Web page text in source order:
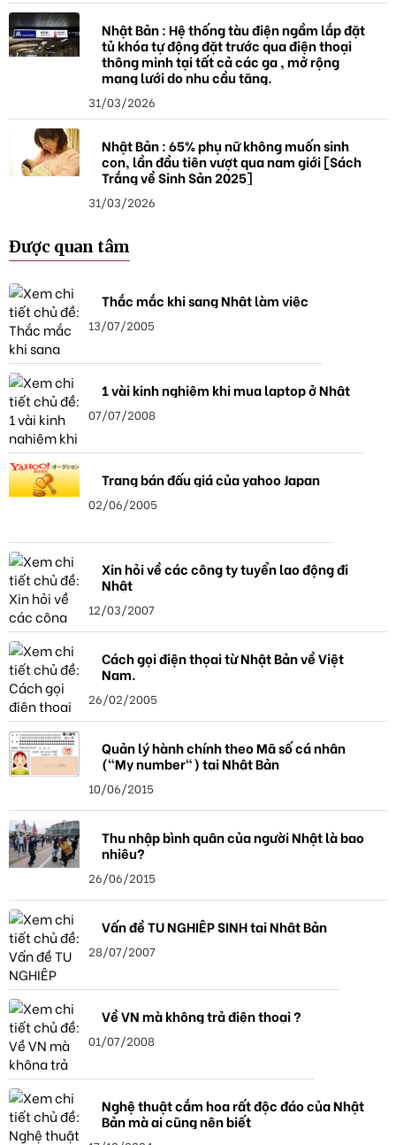
Nhật Bản : Hệ thống tàu điện ngầm lắp đặt
tủ khóa tự động đặt trước qua điện thoại
thông minh tại tất cả các ga , mở rộng
mạng lưới do nhu cầu tăng.
31/03/2026
Nhật Bản : 65% phụ nữ không muốn sinh
con, lần đầu tiên vượt qua nam giới [Sách
Trắng về Sinh Sản 2025]
31/03/2026
Được quan tâm
Thắc mắc khi sang Nhật làm việc
13/07/2005
1 vài kinh nghiệm khi mua laptop ở Nhật
07/07/2008
Trang bán đấu giá của yahoo Japan
02/06/2005
Xin hỏi về các công ty tuyển lao động đi
Nhật
12/03/2007
Cách gọi điện thọai từ Nhật Bản về Việt
Nam.
26/02/2005
Quản lý hành chính theo Mã số cá nhân
("My number") tại Nhật Bản
10/06/2015
Thu nhập bình quân của người Nhật là bao
nhiêu?
26/06/2015
Vấn đề TU NGHIỆP SINH tại Nhật Bản
28/07/2007
Về VN mà không trả điện thoại ?
01/07/2008
Nghệ thuật cắm hoa rất độc đáo của Nhật
Bản mà ai cũng nên biết